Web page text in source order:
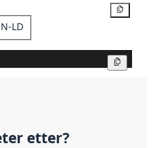
LD
etter?